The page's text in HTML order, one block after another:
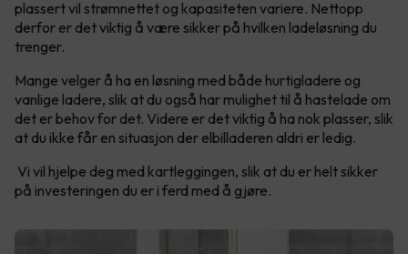
plassert vil strømnettet og kapasiteten variere. Nettopp
derfor er det viktig å være sikker på hvilken ladeløsning du
trenger.
Mange velger å ha en løsning med både hurtigladere og
vanlige ladere, slik at du også har mulighet til å hastelade om
det er behov for det. Videre er det viktig å ha nok plasser, slik
at du ikke får en situasjon der elbilladeren aldri er ledig.
Vi vil hjelpe deg med kartleggingen, slik at du er helt sikker
på investeringen du er i ferd med å gjøre.